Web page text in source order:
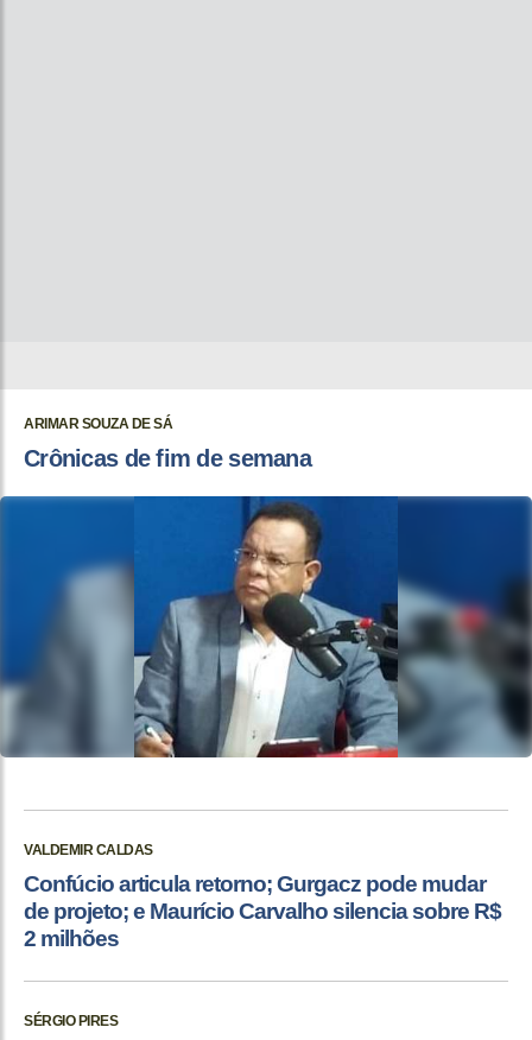
ARIMAR SOUZA DE SÁ
Crônicas de fim de semana
VALDEMIR CALDAS
Confúcio articula retorno; Gurgacz pode mudar
de projeto; e Maurício Carvalho silencia sobre R$
2 milhões
SÉRGIO PIRES